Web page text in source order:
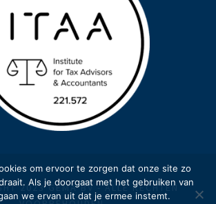
2023 GEMA BV - ALLE RECHTEN
om ervoor te zorgen dat onze site zo
Als je doorgaat met het gebruiken van
we ervan uit dat je ermee instemt.